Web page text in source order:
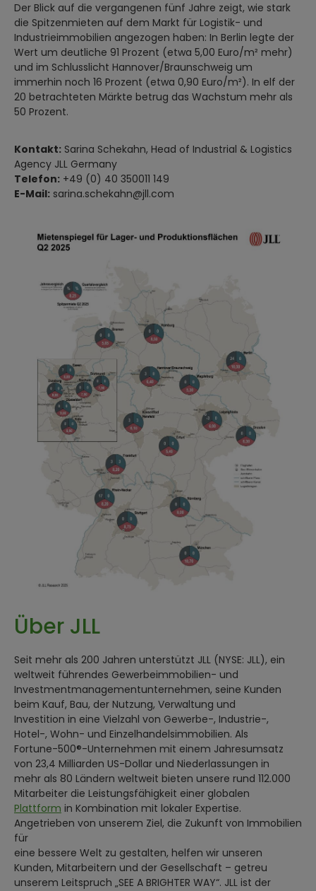
Der Blick auf die vergangenen fünf Jahre zeigt, wie stark
die Spitzenmieten auf dem Markt für Logistik- und
Industrieimmobilien angezogen haben: In Berlin legte der
Wert um deutliche 91 Prozent (etwa 5,00 Euro/m² mehr)
und im Schlusslicht Hannover/Braunschweig um
immerhin noch 16 Prozent (etwa 0,90 Euro/m²). In elf der
20 betrachteten Märkte betrug das Wachstum mehr als
50 Prozent.
Kontakt: Sarina Schekahn, Head of Industrial & Logistics
Agency JLL Germany
Telefon: +49 (0) 40 350011 149
E-Mail: sarina.schekahn@jll.com
Über JLL
Seit mehr als 200 Jahren unterstützt JLL (NYSE: JLL), ein
weltweit führendes Gewerbeimmobilien- und
Investmentmanagementunternehmen, seine Kunden
beim Kauf, Bau, der Nutzung, Verwaltung und
Investition in eine Vielzahl von Gewerbe-, Industrie-,
Hotel-, Wohn- und Einzelhandelsimmobilien. Als
Fortune-500®-Unternehmen mit einem Jahresumsatz
von 23,4 Milliarden US-Dollar und Niederlassungen in
mehr als 80 Ländern weltweit bieten unsere rund 112.000
Mitarbeiter die Leistungsfähigkeit einer globalen
Plattform in Kombination mit lokaler Expertise.
Angetrieben von unserem Ziel, die Zukunft von Immobilien
für
eine bessere Welt zu gestalten, helfen wir unseren
Kunden, Mitarbeitern und der Gesellschaft – getreu
unserem Leitspruch „SEE A BRIGHTER WAY“. JLL ist der